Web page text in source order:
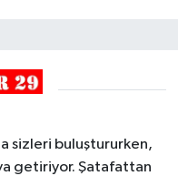
sizleri buluştururken,
getiriyor. Şatafattan